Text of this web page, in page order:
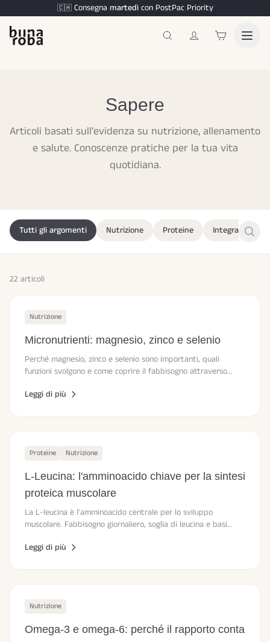
🇨🇭 Consegna martedìcon PostPac Priority
Sapere
Articoli basati sull'evidenza su nutrizione, allenamento
e salute. Conoscenze pratiche per la tua vita
quotidiana.
Tutti gli argomenti Nutrizione Proteine Integratori
22 articoli
Nutrizione
Micronutrienti: magnesio, zinco e selenio
Perché magnesio, zinco e selenio sono importanti, quali
funzioni svolgono e come coprire il fabbisogno attraverso
Leggi di più
Proteine Nutrizione
L-Leucina: l'amminoacido chiave per la sintesi
proteica muscolare
La L-leucina è l'amminoacido centrale per lo sviluppo
muscolare. Fabbisogno giornaliero, soglia di leucina e basi
Leggi di più
Nutrizione
Omega-3 e omega-6: perché il rapporto conta